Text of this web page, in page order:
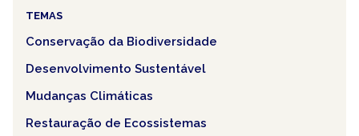
TEMAS
Conservação da Biodiversidade
Desenvolvimento Sustentável
Mudanças Climáticas
Restauração de Ecossistemas